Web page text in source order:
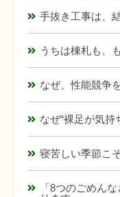
手抜き工事は、
うちは棟札も、
なぜ、性能競争
なぜ“裸足が気持
寝苦しい季節こ
「8つのごめん